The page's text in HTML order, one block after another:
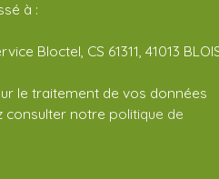
à :
Bloctel, CS 61311, 41013
le traitement de vos données
consulter notre politique de